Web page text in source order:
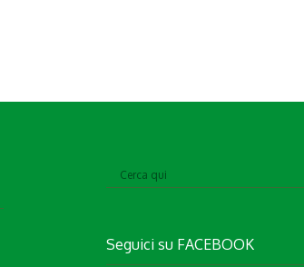
Seguici su FACEBOOK